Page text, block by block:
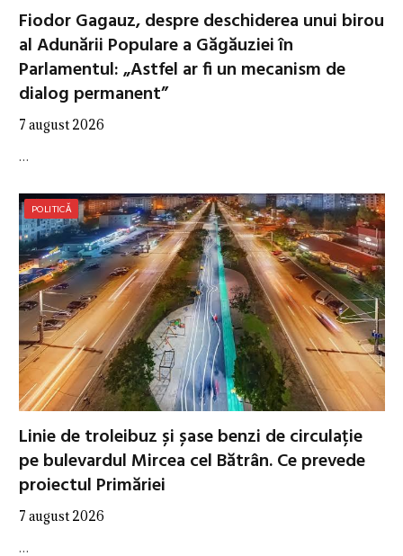
Fiodor Gagauz, despre deschiderea unui birou
al Adunării Populare a Găgăuziei în
Parlamentul: „Astfel ar fi un mecanism de
dialog permanent”
7 august 2026
…
POLITICĂ
Linie de troleibuz și șase benzi de circulație
pe bulevardul Mircea cel Bătrân. Ce prevede
proiectul Primăriei
7 august 2026
…